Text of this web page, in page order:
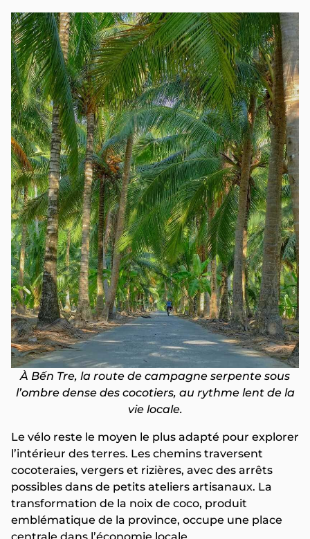
À Bến Tre, la route de campagne serpente sous
l’ombre dense des cocotiers, au rythme lent de la
vie locale.
Le vélo reste le moyen le plus adapté pour explorer
l’intérieur des terres. Les chemins traversent
cocoteraies, vergers et rizières, avec des arrêts
possibles dans de petits ateliers artisanaux. La
transformation de la noix de coco, produit
emblématique de la province, occupe une place